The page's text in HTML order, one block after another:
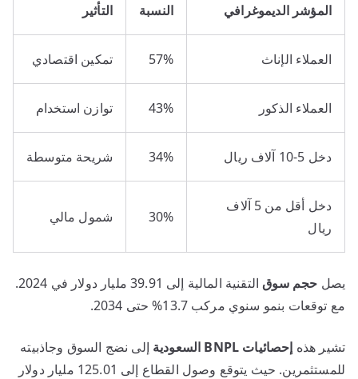
المؤشر الديموغرافي النسبة التأثير
العملاء الإناث 57% تمكين اقتصادي
العملاء الذكور 43% توازن استخدام
دخل 5-10 آلاف ريال 34% شريحة متوسطة
دخل أقل من 5 آلاف
ريال
30% شمول مالي
يصل حجم سوق
التقنية المالية إلى 39.91 مليار دولار في 2024.
مع توقعات بنمو سنوي مركب 13.7% حتى 2034.
تشير هذه إحصائيات BNPL السعودية
إلى نضج السوق وجاذبيته
للمستثمرين. حيث يتوقع وصول القطاع إلى 125.01 مليار دولار